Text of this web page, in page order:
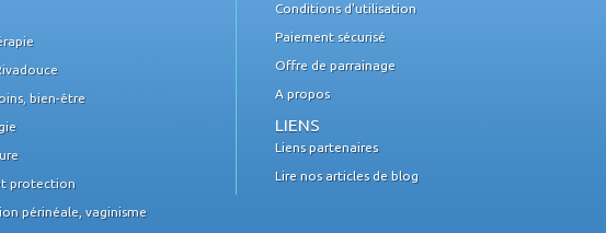
bien-être
protection
périnéale, vaginisme
Conditions d'utilisation
Paiement sécurisé
Offre de parrainage
A propos
LIENS
Liens partenaires
Lire nos articles de blog